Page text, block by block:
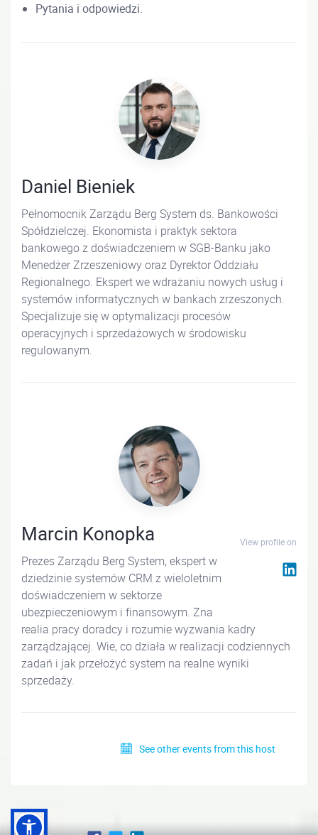
Pytania i odpowiedzi.
Daniel Bieniek
Pełnomocnik Zarządu Berg System ds. Bankowości
Spółdzielczej. Ekonomista i praktyk sektora
bankowego z doświadczeniem w SGB-Banku jako
Menedżer Zrzeszeniowy oraz Dyrektor Oddziału
Regionalnego. Ekspert we wdrażaniu nowych usług i
systemów informatycznych w bankach zrzeszonych.
Specjalizuje się w optymalizacji procesów
operacyjnych i sprzedażowych w środowisku
regulowanym.
View profile on
Marcin Konopka
Prezes Zarządu Berg System, ekspert w
dziedzinie systemów CRM z wieloletnim
doświadczeniem w sektorze
ubezpieczeniowym i finansowym. Zna
realia pracy doradcy i rozumie wyzwania kadry
zarządzającej. Wie, co działa w realizacji codziennych
zadań i jak przełożyć system na realne wyniki
sprzedaży.
See other events from this host